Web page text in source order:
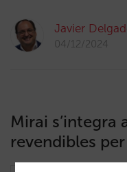
Javier
04/12/2024
Mirai s’integra
revendibles